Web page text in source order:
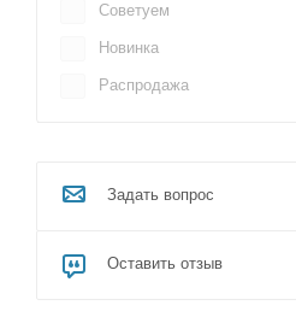
Советуем
Новинка
Распродажа
Задать вопрос
Оставить отзыв